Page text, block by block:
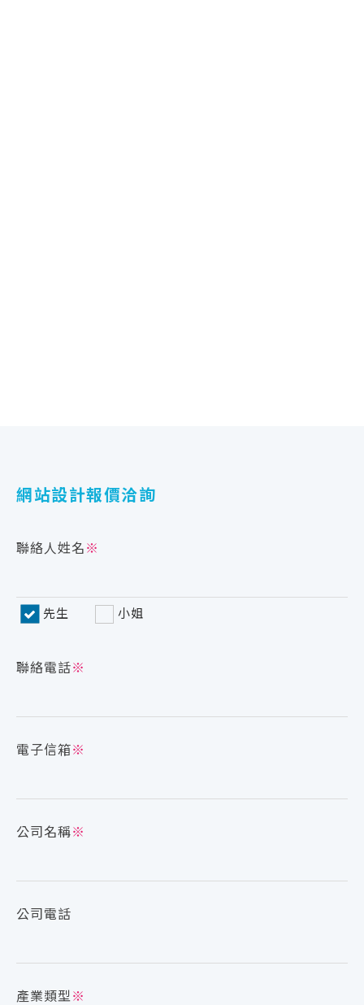
網站設計報價洽詢
聯絡人姓名 ※
先生 小姐
聯絡電話※
電子信箱※
公司名稱※
公司電話
產業類型 ※